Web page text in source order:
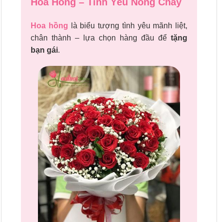
Hoa hồng là biểu tượng tình yêu mãnh liệt,
chân thành – lựa chọn hàng đầu để tặng
bạn gái.